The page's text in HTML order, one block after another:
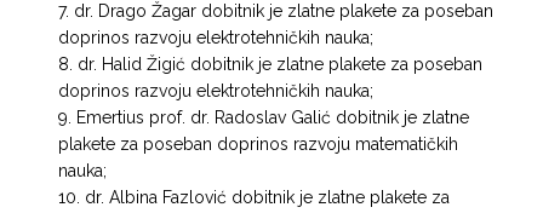
dr. Drago Žagar dobitnik je zlatne plakete za poseban
doprinos razvoju elektrotehničkih nauka;
dr. Halid Žigić dobitnik je zlatne plakete za poseban
doprinos razvoju elektrotehničkih nauka;
Emertius prof. dr. Radoslav Galić dobitnik je zlatne
plakete za poseban doprinos razvoju matematičkih
nauka;
dr. Albina Fazlović dobitnik je zlatne plakete za